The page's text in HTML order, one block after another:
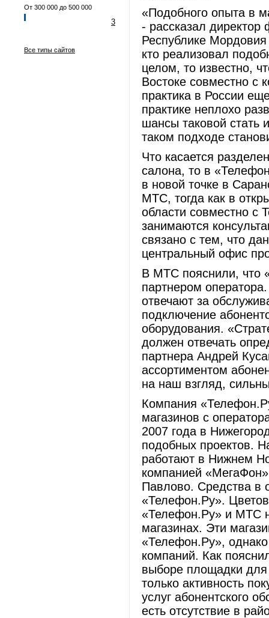
От 300 000 до 500 000
3
Все типы сайтов
«Подобного опыта в
- рассказал
Республике
кто реализовал
целом, то известно,
Востоке совместно с
практика в России
практике неплохо
шансы таковой стать
таком подходе
Что касается
салона, то в
в новой точке в
МТС, тогда как в
области совместно с
занимаются
связано с тем, что
центральный офис
В МТС пояснили, что
партнером
отвечают за
подключение
оборудования.
должен отвечать
партнера Андрей
ассортиментом
на наш взгляд,
Компания
магазинов с
2007 года в
подобных проектов.
работают в Нижнем
компанией
Павлово. Средства в
«Телефон.Ру».
«Телефон.Ру» и МТС
магазинах. Эти
«Телефон.Ру»,
компаний. Как
выборе площадки для
только активность
услуг абонентского
есть отсутствие в